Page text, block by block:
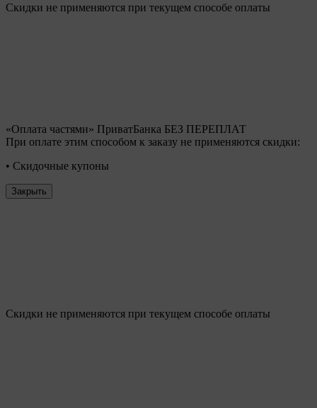
Скидки не применяются при текущем способе оплаты
«Оплата частями» ПриватБанка БЕЗ ПЕРЕПЛАТ
При оплате этим способом к заказу не применяются скидки:
• Скидочные купоны
Закрыть
Скидки не применяются при текущем способе оплаты